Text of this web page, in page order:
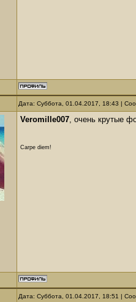
Дата: Суббота, 01.04.2017, 18:43 |
Veromille007, очень крутые
Carpe diem!
Дата: Суббота, 01.04.2017, 18:51 |